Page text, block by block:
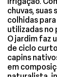
chuvas, suas
colhidas
utilizadas no
O jardim faz
de ciclo
capins
em